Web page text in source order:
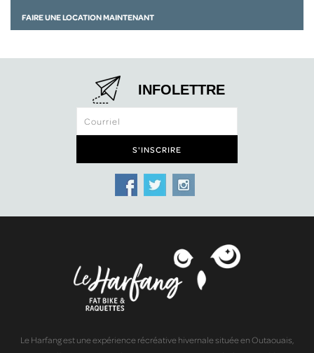
FAIRE UNE LOCATION MAINTENANT
INFOLETTRE
Le Harfang est une expérience récréative hivernale située en Outaouais,